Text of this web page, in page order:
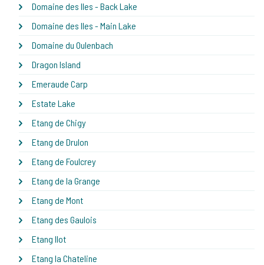
Domaine des Iles - Back Lake
Domaine des Iles - Main Lake
Domaine du Oulenbach
Dragon Island
Emeraude Carp
Estate Lake
Etang de Chigy
Etang de Drulon
Etang de Foulcrey
Etang de la Grange
Etang de Mont
Etang des Gaulois
Etang Ilot
Etang la Chateline